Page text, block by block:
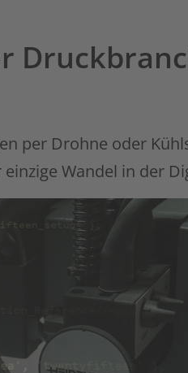
per Drohne oder
Wandel in der